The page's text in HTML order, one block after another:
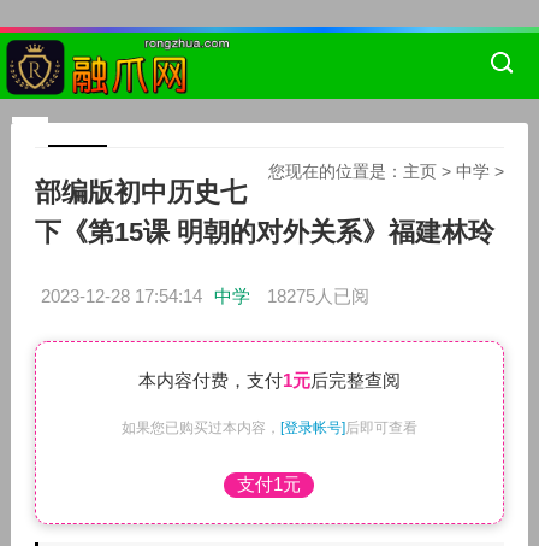
您现在的位置是： 主页 >中学 >
部编版初中历史七
下《第15课 明朝的对外关系》福建林玲
2023-12-28 17:54:14 中学 18275人已阅
本内容付费，支付1元后完整查阅
如果您已购买过本内容， [登录帐号]后即可查看
支付1元